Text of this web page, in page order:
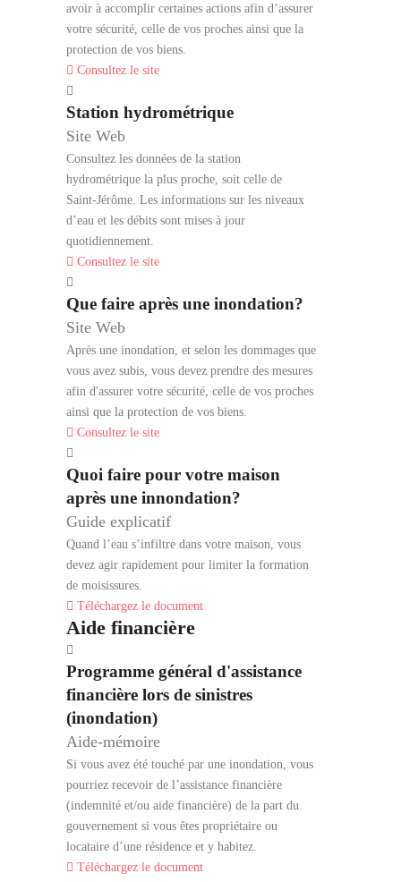
avoir à accomplir certaines actions afin d’assurer
votre sécurité, celle de vos proches ainsi que la
protection de vos biens.
Consultez le site
Station hydrométrique
Site Web
Consultez les données de la station
hydrométrique la plus proche, soit celle de
Saint‑Jérôme. Les informations sur les niveaux
d’eau et les débits sont mises à jour
quotidiennement.
Consultez le site
Que faire après une inondation?
Site Web
Après une inondation, et selon les dommages que
vous avez subis, vous devez prendre des mesures
afin d'assurer votre sécurité, celle de vos proches
ainsi que la protection de vos biens.
Consultez le site
Quoi faire pour votre maison
après une innondation?
Guide explicatif
Quand l’eau s’infiltre dans votre maison, vous
devez agir rapidement pour limiter la formation
de moisissures.
Téléchargez le document
Aide financière
Programme général d'assistance
financière lors de sinistres
(inondation)
Aide-mémoire
Si vous avez été touché par une inondation, vous
pourriez recevoir de l’assistance financière
(indemnité et/ou aide financière) de la part du
gouvernement si vous êtes propriétaire ou
locataire d’une résidence et y habitez.
Téléchargez le document